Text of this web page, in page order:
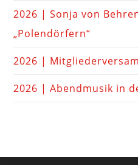
2026 | Sonja von
„Polendörfern“
2026 |
2026 | Abendmusik in